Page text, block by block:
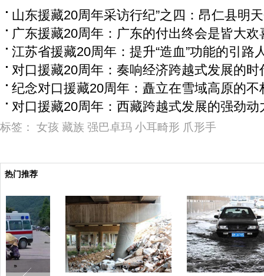
山东援藏20周年采访行纪”之四：昂仁县明
广东援藏20周年：广东的付出终会是皆大欢
江苏省援藏20周年：提升“造血”功能的引路
对口援藏20周年：奏响经济跨越式发展的时
纪念对口援藏20周年：矗立在雪域高原的不
对口援藏20周年：西藏跨越式发展的强劲动
标签： 女孩 藏族 强巴卓玛 小耳畸形 爪形手
热门推荐